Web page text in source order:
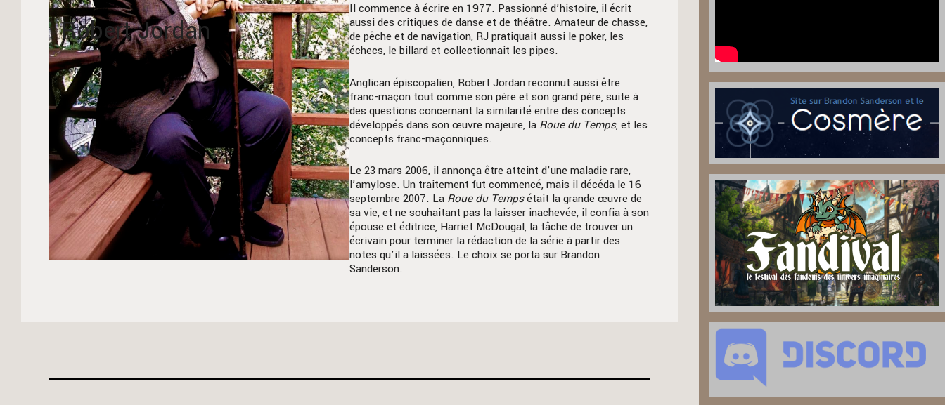
Robert Jordan
Il commence à écrire en 1977. Passionné d’histoire, il écrit
aussi des critiques de danse et de théâtre. Amateur de chasse,
de pêche et de navigation, RJ pratiquait aussi le poker, les
échecs, le billard et collectionnait les pipes.
Anglican épiscopalien, Robert Jordan reconnut aussi être
franc-maçon tout comme son père et son grand père, suite à
des questions concernant la similarité entre des concepts
développés dans son œuvre majeure, la Roue du Temps, et les
concepts franc-maçonniques.
Le 23 mars 2006, il annonça être atteint d’une maladie rare,
l’amylose. Un traitement fut commencé, mais il décéda le 16
septembre 2007. La Roue du Tempsétait la grande œuvre de
sa vie, et ne souhaitant pas la laisser inachevée, il confia à son
épouse et éditrice, Harriet McDougal, la tâche de trouver un
écrivain pour terminer la rédaction de la série à partir des
notes qu’il a laissées. Le choix se porta sur Brandon
Sanderson.